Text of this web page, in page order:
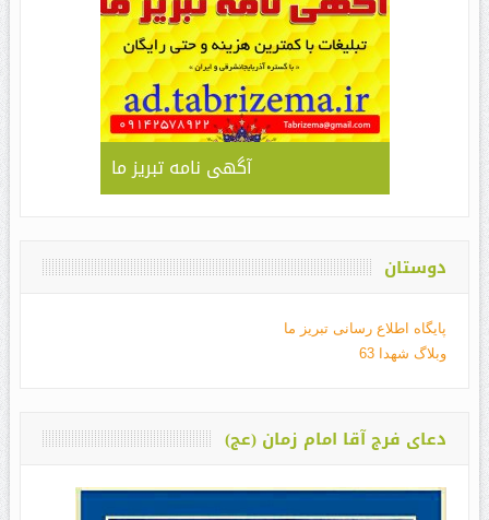
آگهی نامه تبریز ما
دوستان
پایگاه اطلاع رسانی تبریز ما
وبلاگ شهدا 63
دعای فرج آقا امام زمان (عج)